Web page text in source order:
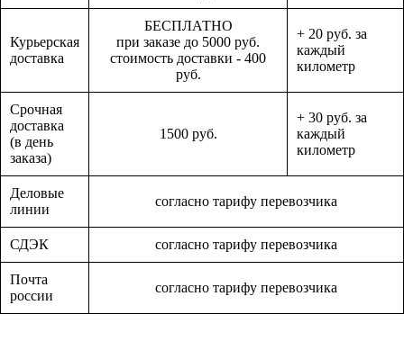
Курьерская
доставка
БЕСПЛАТНО
при заказе до 5000 руб.
стоимость доставки - 400
руб.
+ 20 руб. за
каждый
километр
Срочная
доставка
(в день
заказа)
1500 руб.
+ 30 руб. за
каждый
километр
Деловые
линии
согласно тарифу перевозчика
СДЭК согласно тарифу перевозчика
Почта
россии
согласно тарифу перевозчика